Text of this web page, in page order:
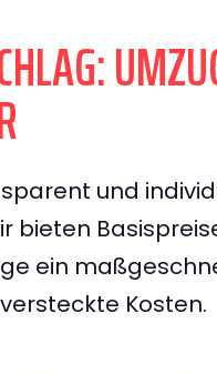
und
bieten
ein
Kosten.